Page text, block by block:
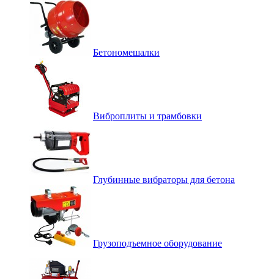
Бетономешалки
Виброплиты и трамбовки
Глубинные вибраторы для бетона
Грузоподъемное оборудование